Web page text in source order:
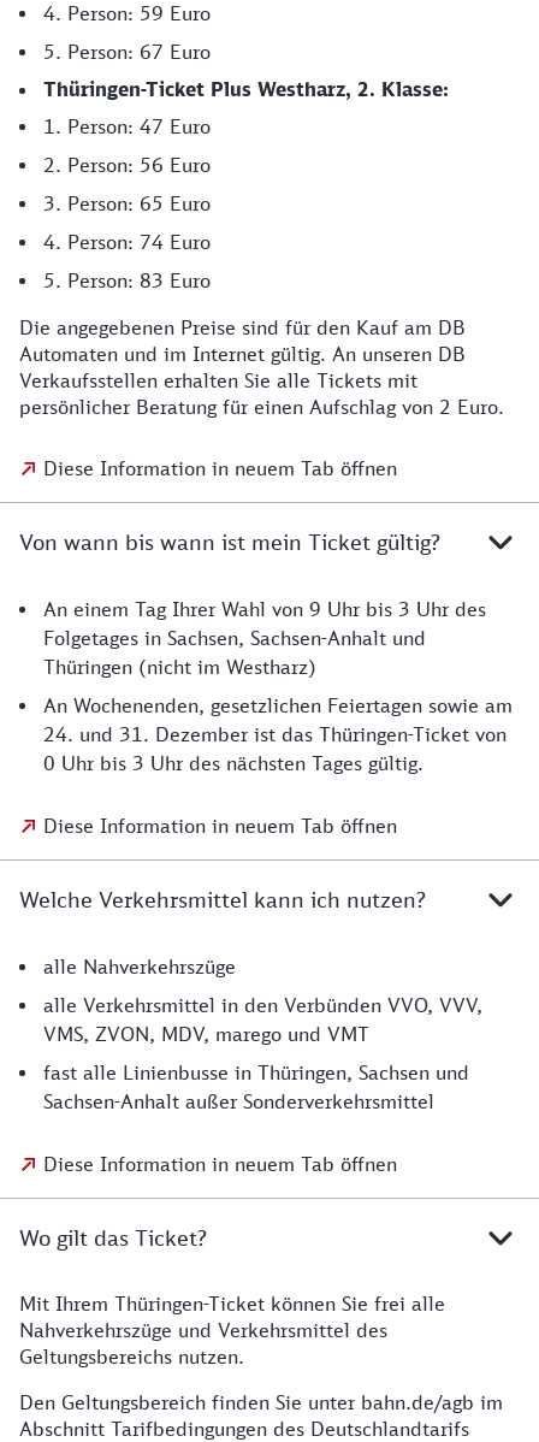
4. Person: 59 Euro
5. Person: 67 Euro
Thüringen-Ticket Plus Westharz, 2. Klasse:
1. Person: 47 Euro
2. Person: 56 Euro
3. Person: 65 Euro
4. Person: 74 Euro
5. Person: 83 Euro
Die angegebenen Preise sind für den Kauf am DB
Automaten und im Internet gültig. An unseren DB
Verkaufsstellen erhalten Sie alle Tickets mit
persönlicher Beratung für einen Aufschlag von 2 Euro.
Diese Information in neuem Tab öffnen
Von wann bis wann ist mein Ticket gültig?
An einem Tag Ihrer Wahl von 9 Uhr bis 3 Uhr des
Folgetages in Sachsen, Sachsen-Anhalt und
Thüringen (nicht im Westharz)
An Wochenenden, gesetzlichen Feiertagen sowie am
24. und 31. Dezember ist das Thüringen-Ticket von
0 Uhr bis 3 Uhr des nächsten Tages gültig.
Diese Information in neuem Tab öffnen
Welche Verkehrsmittel kann ich nutzen?
alle Nahverkehrszüge
alle Verkehrsmittel in den Verbünden VVO, VVV,
VMS, ZVON, MDV, marego und VMT
fast alle Linienbusse in Thüringen, Sachsen und
Sachsen-Anhalt außer Sonderverkehrsmittel
Diese Information in neuem Tab öffnen
Wo gilt das Ticket?
Mit Ihrem Thüringen-Ticket können Sie frei alle
Nahverkehrszüge und Verkehrsmittel des
Geltungsbereichs nutzen.
Den Geltungsbereich finden Sie unter bahn.de/agb im
Abschnitt Tarifbedingungen des Deutschlandtarifs